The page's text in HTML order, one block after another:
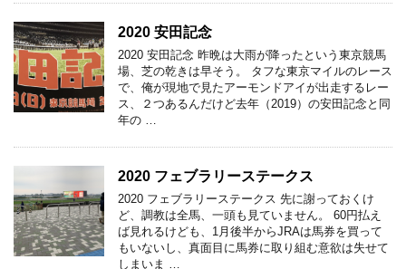
2020 安田記念
2020 安田記念 昨晩は大雨が降ったという東京競馬
場、芝の乾きは早そう。 タフな東京マイルのレース
で、俺が現地で見たアーモンドアイが出走するレー
ス、２つあるんだけど去年（2019）の安田記念と同
年の …
2020 フェブラリーステークス
2020 フェブラリーステークス 先に謝っておくけ
ど、調教は全馬、一頭も見ていません。 60円払え
ば見れるけども、1月後半からJRAは馬券を買って
もいないし、真面目に馬券に取り組む意欲は失せて
しまいま …